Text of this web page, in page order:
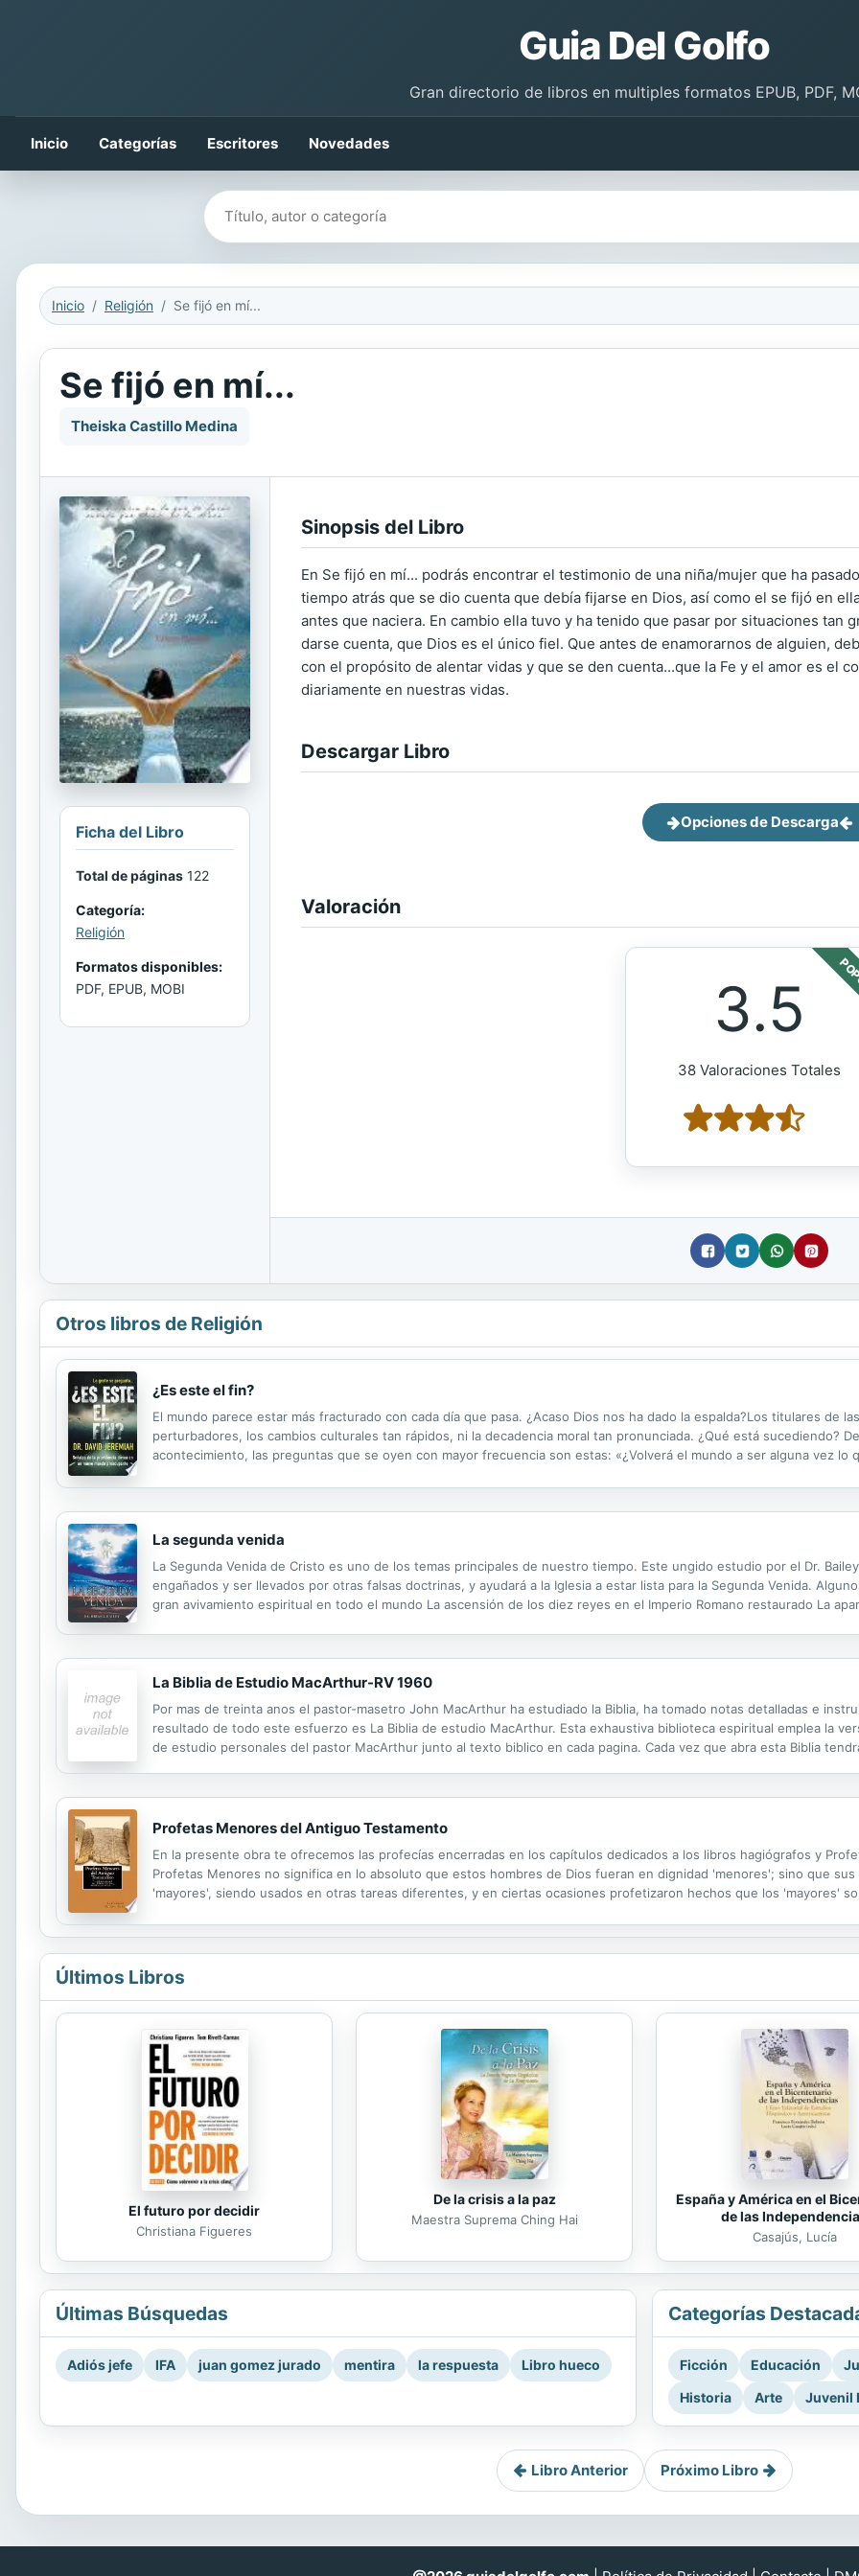
Guia Del Golfo
Gran directorio de libros en multiples formatos EPUB, PDF,
Inicio Categorías Escritores Novedades
Buscar libros
Inicio Religión Se fijó en mí...
Se fijó en mí...
Theiska Castillo Medina
Ficha del Libro
Total de páginas 122
Categoría:
Religión
Formatos disponibles:
PDF, EPUB, MOBI
Sinopsis del Libro
En Se fijó en mí... podrás encontrar el testimonio de una niña/mujer que ha
tiempo atrás que se dio cuenta que debía fijarse en Dios, así como el se fijó en
antes que naciera. En cambio ella tuvo y ha tenido que pasar por situaciones tan
darse cuenta, que Dios es el único fiel. Que antes de enamorarnos de alguien,
con el propósito de alentar vidas y que se den cuenta...que la Fe y el amor es el
diariamente en nuestras vidas.
Descargar Libro
Opciones de Descarga
Valoración
3.5
38 Valoraciones Totales
Otros libros de Religión
¿Es este el fin?
El mundo parece estar más fracturado con cada día que pasa. ¿Acaso Dios nos ha dado la espalda?Los titulares de
perturbadores, los cambios culturales tan rápidos, ni la decadencia moral tan pronunciada. ¿Qué está sucediendo?
acontecimiento, las preguntas que se oyen con mayor frecuencia son estas: «¿Volverá el mundo a ser alguna vez lo
La segunda venida
La Segunda Venida de Cristo es uno de los temas principales de nuestro tiempo. Este ungido estudio por el Dr.
engañados y ser llevados por otras falsas doctrinas, y ayudará a la Iglesia a estar lista para la Segunda Venida.
gran avivamiento espiritual en todo el mundo La ascensión de los diez reyes en el Imperio Romano restaurado La
La Biblia de Estudio MacArthur-RV 1960
Por mas de treinta anos el pastor-masetro John MacArthur ha estudiado la Biblia, ha tomado notas detalladas e
resultado de todo este esfuerzo es La Biblia de estudio MacArthur. Esta exhaustiva biblioteca espiritual emplea la
de estudio personales del pastor MacArthur junto al texto biblico en cada pagina. Cada vez que abra esta Biblia
Profetas Menores del Antiguo Testamento
En la presente obra te ofrecemos las profecías encerradas en los capítulos dedicados a los libros hagiógrafos y
Profetas Menores no significa en lo absoluto que estos hombres de Dios fueran en dignidad 'menores'; sino que
'mayores', siendo usados en otras tareas diferentes, y en ciertas ocasiones profetizaron hechos que los 'mayores'
Últimos Libros
El futuro por decidir
Christiana Figueres
De la crisis a la paz
Maestra Suprema Ching Hai
España y América en el
de las
Casajús, Lucía
Últimas Búsquedas
Adiós jefe IFA juan gomez jurado mentira la respuesta Libro hueco
Categorías
Ficción Educación
Historia
Arte Juvenil
Libro Anterior Próximo Libro